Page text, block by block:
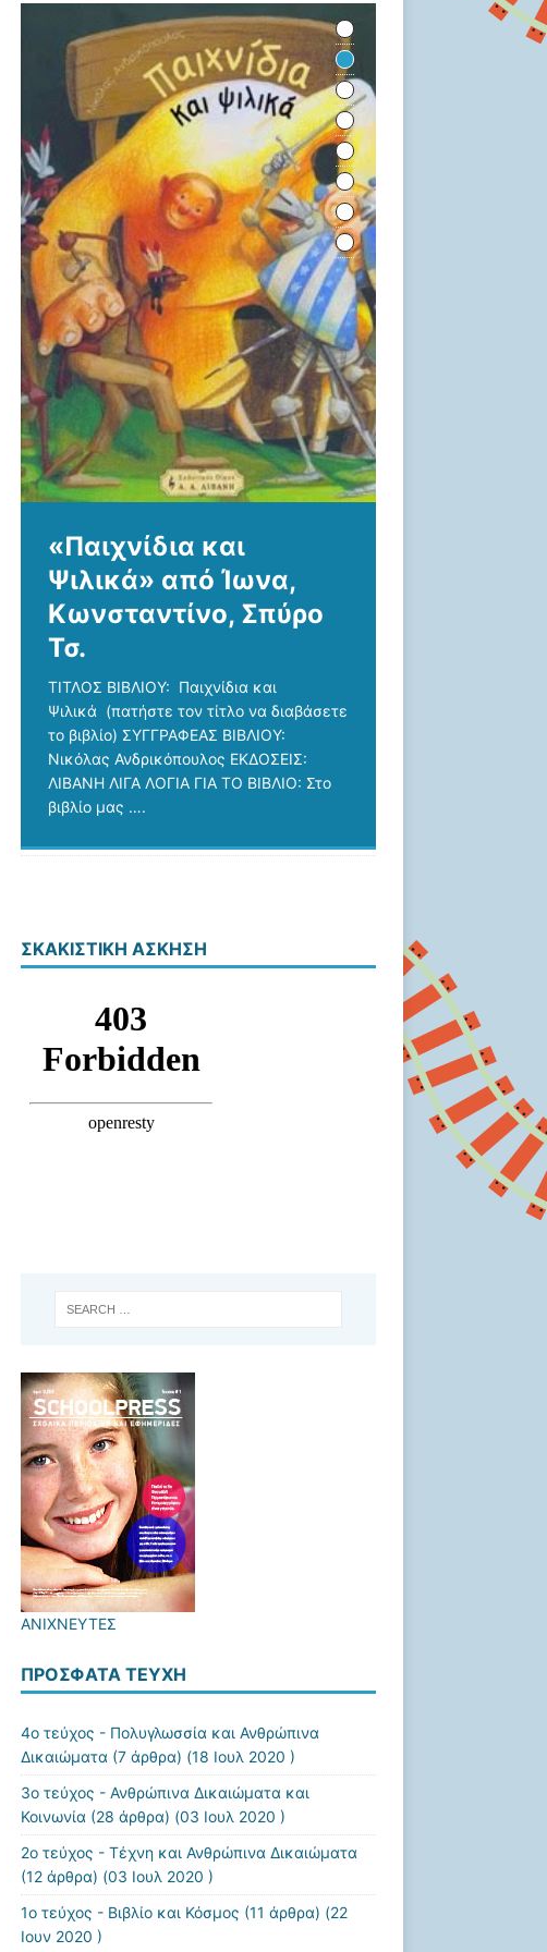
«Παιχνίδια και
Ψιλικά» από Ίωνα,
Κωνσταντίνο, Σπύρο
Τσ.
ΤΙΤΛΟΣ ΒΙΒΛΙΟΥ: Παιχνίδια και
Ψιλικά (πατήστε τον τίτλο να διαβάσετε
το βιβλίο) ΣΥΓΓΡΑΦΕΑΣ ΒΙΒΛΙΟΥ:
Νικόλας Ανδρικόπουλος ΕΚΔΟΣΕΙΣ:
ΛΙΒΑΝΗ ΛΙΓΑ ΛΟΓΙΑ ΓΙΑ ΤΟ ΒΙΒΛΙΟ: Στο
βιβλίο μας ….
ΣΚΑΚΙΣΤΙΚΉ ΆΣΚΗΣΗ
ΑΝΙΧΝΕΥΤΕΣ
ΠΡΌΣΦΑΤΑ ΤΕΎΧΗ
4ο τεύχος - Πολυγλωσσία και Ανθρώπινα
Δικαιώματα (7 άρθρα) (18 Ιουλ 2020 )
3ο τεύχος - Ανθρώπινα Δικαιώματα και
Κοινωνία (28 άρθρα) (03 Ιουλ 2020 )
2ο τεύχος - Τέχνη και Ανθρώπινα Δικαιώματα
(12 άρθρα) (03 Ιουλ 2020 )
1ο τεύχος - Βιβλίο και Κόσμος (11 άρθρα) (22
Ιουν 2020 )